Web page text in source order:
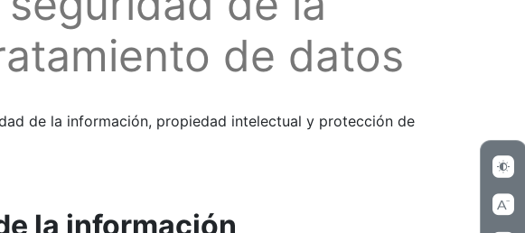
de datos
de la información, propiedad intelectual y protección de
la información